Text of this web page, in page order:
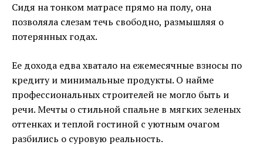
Сидя на тонком матрасе прямо на полу, она
позволяла слезам течь свободно, размышляя о
потерянных годах.
Ее дохода едва хватало на ежемесячные взносы по
кредиту и минимальные продукты. О найме
профессиональных строителей не могло быть и
речи. Мечты о стильной спальне в мягких зеленых
оттенках и теплой гостиной с уютным очагом
разбились о суровую реальность.